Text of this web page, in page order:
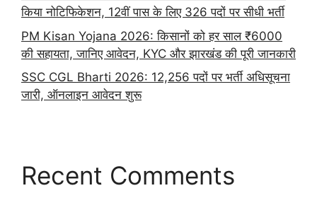
किया नोटिफिकेशन, 12वीं पास के लिए 326 पदों पर सीधी भर्ती
PM Kisan Yojana 2026: किसानों को हर साल ₹6000
की सहायता, जानिए आवेदन, KYC और झारखंड की पूरी जानकारी
SSC CGL Bharti 2026: 12,256 पदों पर भर्ती अधिसूचना
जारी, ऑनलाइन आवेदन शुरू
Recent Comments